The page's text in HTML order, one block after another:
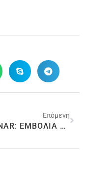
Επόμενη
WEBINAR: ΕΜΒΟΛΙΑ ΕΝΑΝΤΙ ΤΟΥ SARS COV2. ΟΛΑ ΟΣΑ ΠΡΕΠΕΙ ΝΑ ΓΝΩΡΙΖΩ ΩΣ ΡΕΥΜΑΤΟΠΑΘΗΣ